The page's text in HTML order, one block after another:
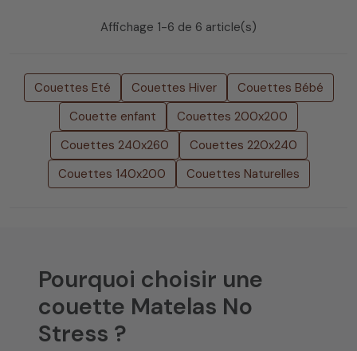
Affichage 1-6 de 6 article(s)
Couettes Eté Couettes Hiver
Couettes Bébé
Couette enfant
Couettes 200x200
Couettes 240x260
Couettes 220x240
Couettes 140x200
Couettes Naturelles
Pourquoi choisir une
couette Matelas No
Stress ?